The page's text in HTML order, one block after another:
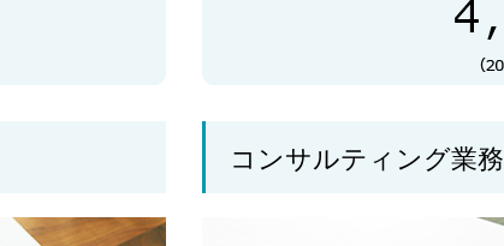
コンサルティング業務